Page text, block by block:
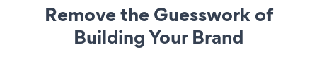
Remove the Guesswork of
Building Your Brand